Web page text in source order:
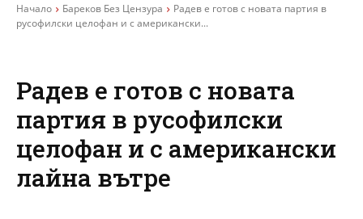
Начало Бареков Без Цензура
Радев е готов с новата партия в
русофилски целофан и с американски...
Радев е готов с новата
партия в русофилски
целофан и с американски
лайна вътре